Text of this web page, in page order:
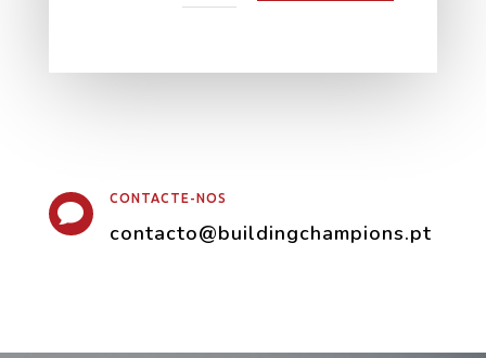

CONTACTE-NOS
contacto@buildingchampions.pt